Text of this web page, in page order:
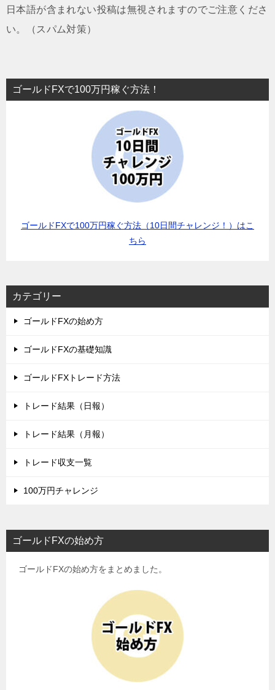
日本語が含まれない投稿は無視されますのでご注意くださ
い。（スパム対策）
ゴールドFXで100万円稼ぐ方法！
ゴールドFXで100万円稼ぐ方法（10日間チャレンジ！）はこ
ちら
カテゴリー
ゴールドFXの始め方
ゴールドFXの基礎知識
ゴールドFXトレード方法
トレード結果（日報）
トレード結果（月報）
トレード収支一覧
100万円チャレンジ
ゴールドFXの始め方
ゴールドFXの始め方をまとめました。